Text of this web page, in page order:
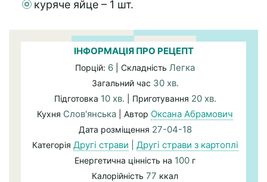
куряче яйце – 1 шт.
ІНФОРМАЦІЯ ПРО РЕЦЕПТ
Порцій: 6 | Складність Легка
Загальний час 30 хв.
Підготовка 10 хв. | Приготування 20 хв.
Кухня Слов'янська | Автор Оксана Абрамович
Дата розміщення 27-04-18
Категорія Другі страви Другі страви з картоплі
Енергетична цінність на 100 г
Калорійність 77 ккал